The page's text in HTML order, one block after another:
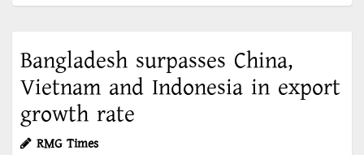
Bangladesh surpasses China,
Vietnam and Indonesia in export
growth rate
RMG Times